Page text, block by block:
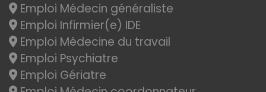
Emploi Médecin généraliste
Emploi Infirmier(e) IDE
Emploi Médecine du travail
Emploi Psychiatre
Emploi Gériatre